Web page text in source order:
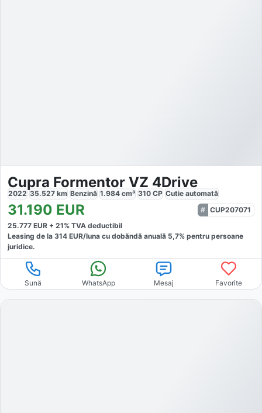
Cupra Formentor VZ 4Drive
2022 35.527 km Benzină 1.984 cm³ 310 CP Cutie automată
31.190 EUR
CUP207071
25.777 EUR + 21% TVA deductibil
Leasing de la 314 EUR/luna cu dobăndă anuală 5,7% pentru persoane
juridice.
Sună WhatsApp Mesaj Favorite